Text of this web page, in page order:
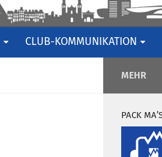
CLUB-KOMMUNIKATION
MEHR
PACK